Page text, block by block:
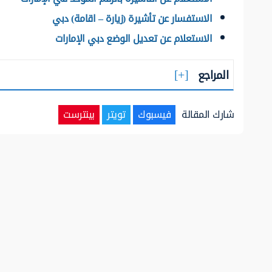
الاستفسار عن تأشيرة (زيارة – اقامة) دبي
الاستعلام عن تعديل الوضع دبي الإمارات
المراجع
شارك المقالة فيسبوك تويتر بينترست